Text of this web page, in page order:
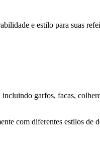
e estilo para suas
incluindo garfos, facas,
com diferentes estilos de